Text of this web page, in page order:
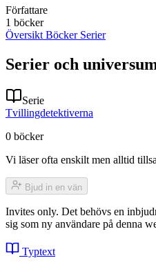
Författare
1 böcker
Översikt Böcker Serier
Serier och
Serie
Tvillingdetektiverna
0 böcker
Vi läser ofta enskilt men alltid
Bjud in en vän
Invites only. Det behövs en
sig som ny användare på denna
Typtext